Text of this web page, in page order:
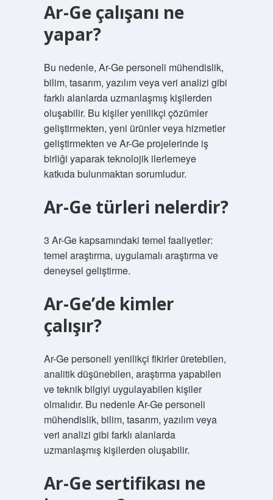
Ar-Ge çalışanı ne
yapar?
Bu nedenle, Ar-Ge personeli mühendislik,
bilim, tasarım, yazılım veya veri analizi gibi
farklı alanlarda uzmanlaşmış kişilerden
oluşabilir. Bu kişiler yenilikçi çözümler
geliştirmekten, yeni ürünler veya hizmetler
geliştirmekten ve Ar-Ge projelerinde iş
birliği yaparak teknolojik ilerlemeye
katkıda bulunmaktan sorumludur.
Ar-Ge türleri nelerdir?
3 Ar-Ge kapsamındaki temel faaliyetler:
temel araştırma, uygulamalı araştırma ve
deneysel geliştirme.
Ar-Ge’de kimler
çalışır?
Ar-Ge personeli yenilikçi fikirler üretebilen,
analitik düşünebilen, araştırma yapabilen
ve teknik bilgiyi uygulayabilen kişiler
olmalıdır. Bu nedenle Ar-Ge personeli
mühendislik, bilim, tasarım, yazılım veya
veri analizi gibi farklı alanlarda
uzmanlaşmış kişilerden oluşabilir.
Ar-Ge sertifikası ne